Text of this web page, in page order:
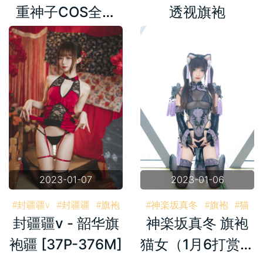
重神子COS全诱
惑 黑丝旗袍欲望
诱惑
透视旗袍
2023-01-07
#封疆疆v #封疆疆 #旗袍
封疆疆v - 韶华旗
袍疆 [37P-376M]
2023-01-06
#神楽坂真冬 #旗袍 #猫
#猫女
神楽坂真冬 旗袍
猫女（1月6打赏群